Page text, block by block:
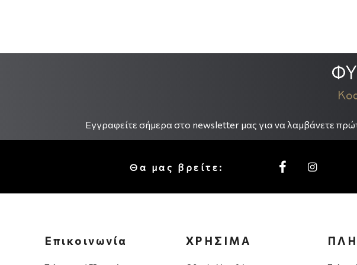
Εγγραφείτε σήμερα στο newsletter μας για να λαμβάνετε
Θα μας βρείτε:
Επικοινωνία ΧΡΗΣΙΜΑ